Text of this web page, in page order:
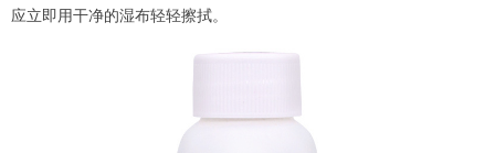
应立即用干净的湿布轻轻擦拭。